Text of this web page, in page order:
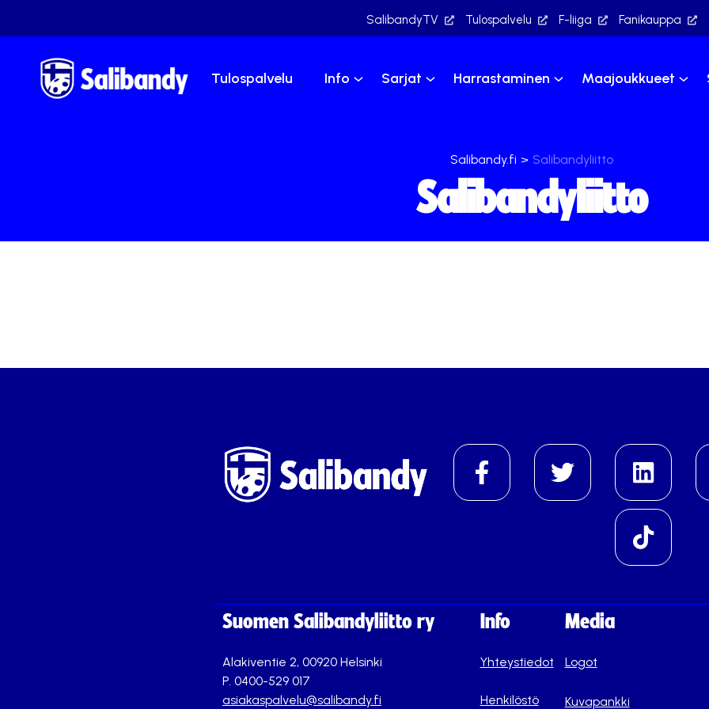
SalibandyTV Tulospalvelu F-liiga Fanikauppa
Tulospalvelu Info Sarjat Harrastaminen Maajoukkueet
Salibandy.fi > Salibandyliitto
Salibandyliitto
Suomen Salibandyliitto ry
Alakiventie 2, 00920 Helsinki
P. 0400-529 017
asiakaspalvelu@salibandy.fi
Info
Yhteystiedot
Henkilöstö
Media
Logot
Kuvapankki